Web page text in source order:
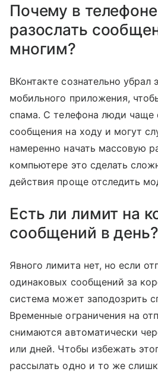
Почему в
разослать
многим?
ВКонтакте сознательно убрал
мобильного приложения,
спама. С телефона люди чаще
сообщения на ходу и могут
намеренно начать массовую
компьютере это сделать
действия проще отследить
Есть ли лимит на
сообщений в день?
Явного лимита нет, но если
одинаковых сообщений за
система может заподозрить
Временные ограничения на
снимаются автоматически
или дней. Чтобы избежать
рассылать одно и то же